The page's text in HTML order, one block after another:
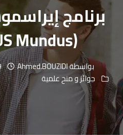
برنامج
(ERASMUS Mundus
بواسطةAhmed.BOUZIDI
جوائز و منح علمية